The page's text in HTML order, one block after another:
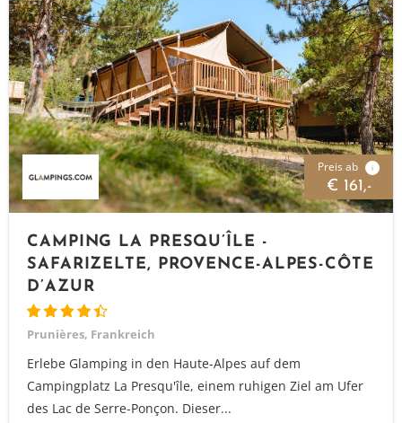
Preis ab i
€ 161,-
CAMPING LA PRESQU’ÎLE -
SAFARIZELTE, PROVENCE-ALPES-CÔTE
D’AZUR
Prunières, Frankreich
Erlebe Glamping in den Haute-Alpes auf dem
Campingplatz La Presqu'île, einem ruhigen Ziel am Ufer
des Lac de Serre-Ponçon. Dieser...